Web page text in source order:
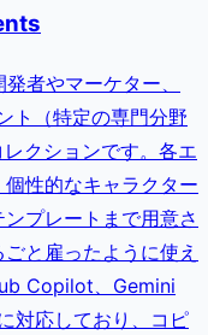
者やマーケター、
ト（特定の専門分野
クションです。各エ
性的なキャラクター
プレートまで用意さ
と雇ったように使え
Copilot、Gemini
対応しており、コピ